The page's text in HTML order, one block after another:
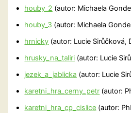
houby_2 (autor: Michaela
houby_3 (autor: Michaela
hrnicky (autor: Lucie Sirůčková,
hrusky_na_taliri (autor: Lucie
jezek_a_jablicka (autor: Lucie
karetni_hra_cerny_petr (autor:
karetni_hra_cp_cislice (autor: